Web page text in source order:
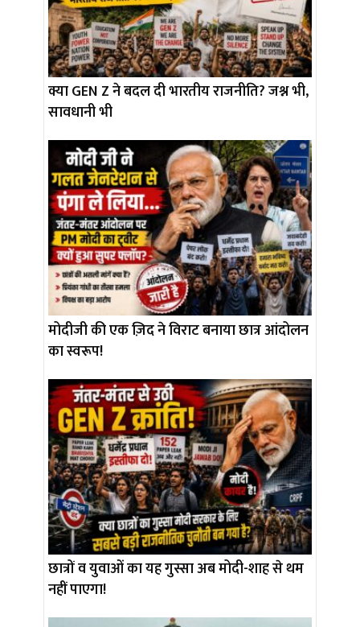
क्या GEN Z ने बदल दी भारतीय राजनीति? जश्न भी,
सावधानी भी
मोदीजी की एक ज़िद ने विराट बनाया छात्र आंदोलन
का स्वरूप!
छात्रों व युवाओं का यह गुस्सा अब मोदी-शाह से थम
नहीं पाएगा!